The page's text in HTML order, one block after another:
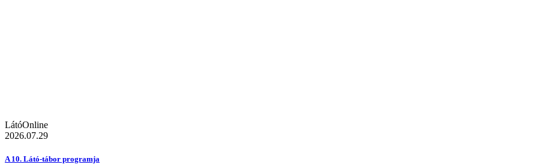
LátóOnline
2026.07.29
A 10. Látó-tábor programja